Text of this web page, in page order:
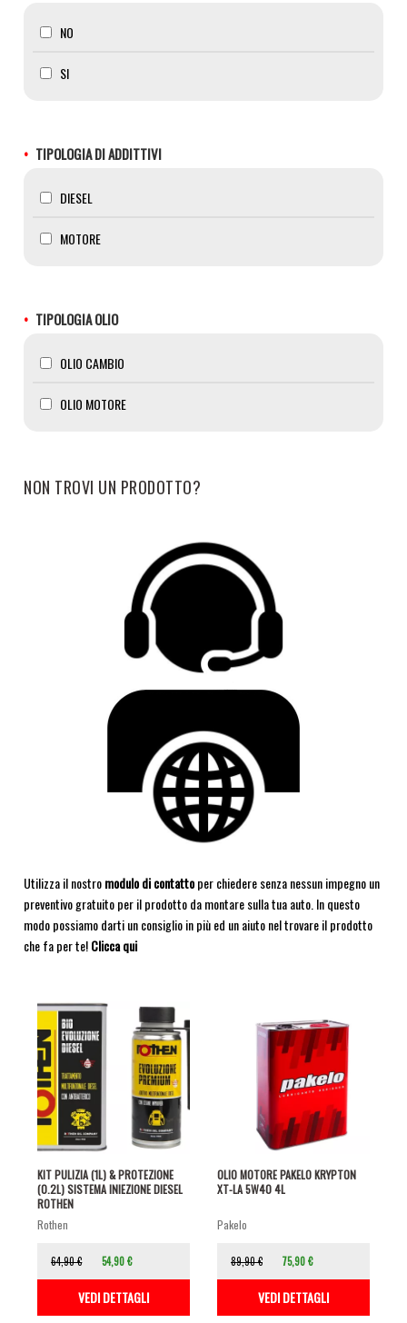
NO
SI
TIPOLOGIA DI ADDITTIVI
DIESEL
MOTORE
TIPOLOGIA OLIO
OLIO CAMBIO
OLIO MOTORE
NON TROVI UN PRODOTTO?
Utilizza il nostromodulo di contattoper chiedere senza nessun impegno un
preventivo gratuito per il prodotto da montare sulla tua auto. In questo
modo possiamo darti un consiglio in più ed un aiuto nel trovare il prodotto
che fa per te!Clicca qui
KIT PULIZIA (1L) & PROTEZIONE
(0.2L) SISTEMA INIEZIONE DIESEL
ROTHEN
rothen
64,90 € 54,90 €
VEDI DETTAGLI
OLIO MOTORE PAKELO KRYPTON
XT-LA 5W40 4L
pakelo
89,90 € 75,90 €
VEDI DETTAGLI